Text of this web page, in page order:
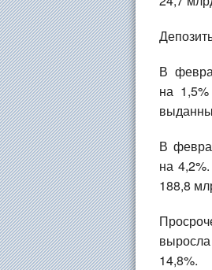
В
на
В
на
188,8
14,8%.